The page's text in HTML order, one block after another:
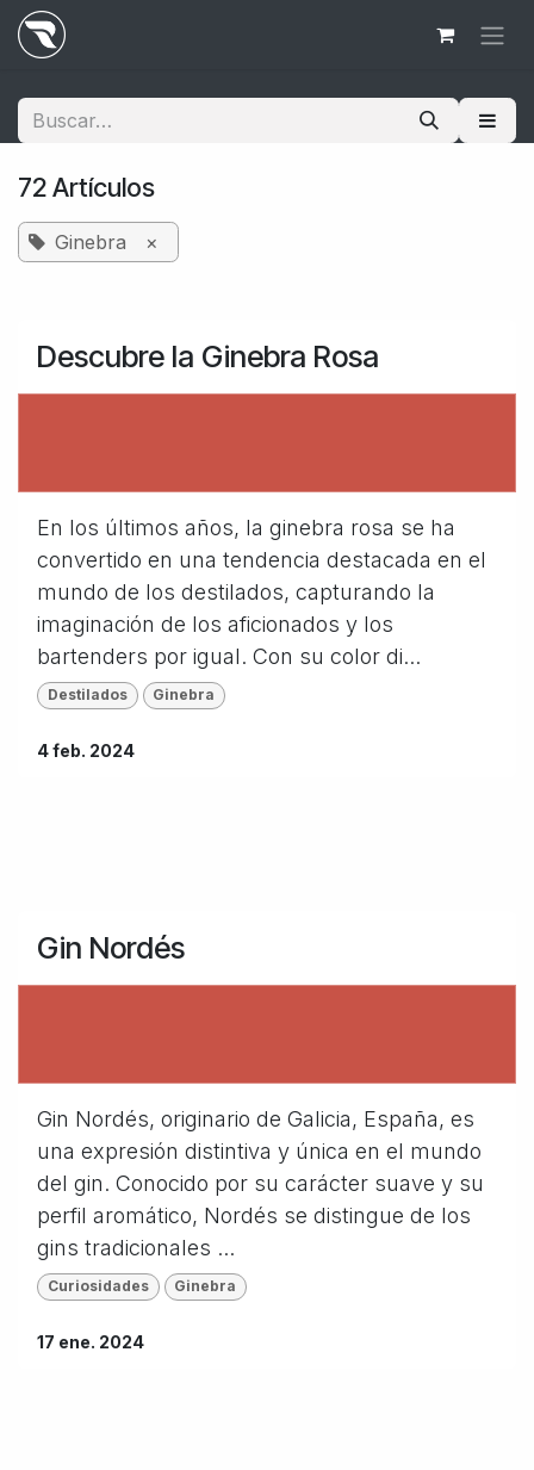
Ir al contenido
72 Artículos
Ginebra ×
Descubre la Ginebra Rosa
En los últimos años, la ginebra rosa se ha
convertido en una tendencia destacada en el
mundo de los destilados, capturando la
imaginación de los aficionados y los
bartenders por igual. Con su color di...
Destilados Ginebra
4 feb. 2024
Gin Nordés
Gin Nordés, originario de Galicia, España, es
una expresión distintiva y única en el mundo
del gin. Conocido por su carácter suave y su
perfil aromático, Nordés se distingue de los
gins tradicionales ...
Curiosidades Ginebra
17 ene. 2024